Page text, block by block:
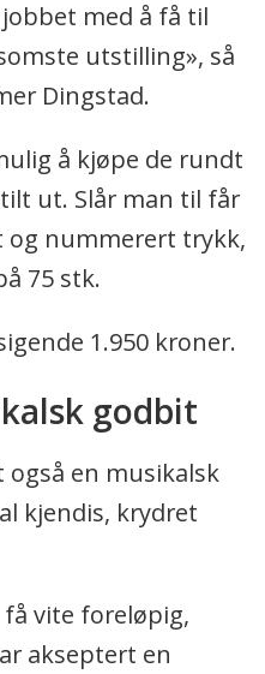
med å få til
utstilling», så
Dingstad.
å kjøpe de rundt
ut. Slår man til får
og nummerert trykk,
75 stk.
1.950 kroner.
godbit
også en musikalsk
kjendis, krydret
få vite foreløpig,
akseptert en